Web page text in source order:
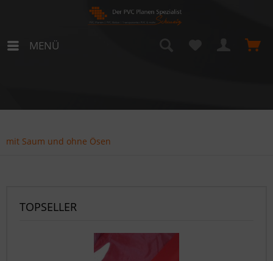
MENÜ
mit Saum und ohne Ösen
TOPSELLER